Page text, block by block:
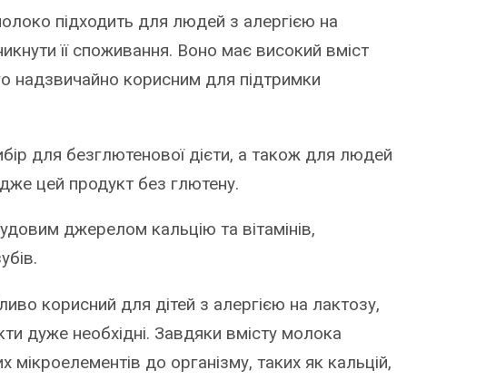
підходить для людей з алергією на
її споживання. Воно має високий вміст
надзвичайно корисним для підтримки
для безглютенової дієти, а також для людей
цей продукт без глютену.
джерелом кальцію та вітамінів,
корисний для дітей з алергією на лактозу,
дуже необхідні. Завдяки вмісту молока
до організму, таких як кальцій,